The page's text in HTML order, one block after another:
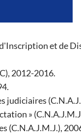
et de
2012-2016.
judiciaires
»
(C.N.A.J.M.J.),